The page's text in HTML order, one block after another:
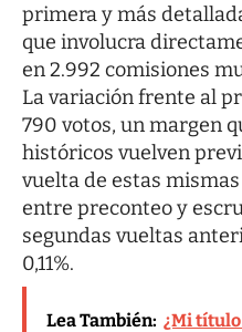
primera y más
que involucra
en 2.992 comisiones
La variación frente al
790 votos, un margen
históricos vuelven
vuelta de estas
entre preconteo y
segundas vueltas
0,11%.
Lea También: ¿Mi título